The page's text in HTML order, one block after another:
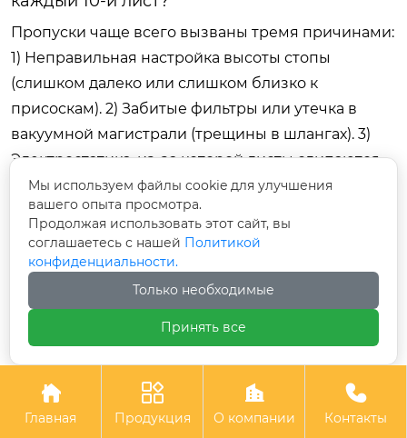
Пропуски чаще всего вызваны тремя причинами:
1) Неправильная настройка высоты стопы
(слишком далеко или слишком близко к
присоскам). 2) Забитые фильтры или утечка в
вакуумной магистрали (трещины в шлангах). 3)
Электростатика, из-за которой листы слипаются.
Проверьте сначала фильтры и целостность
шлангов, затем отрегулируйте высоту стола. Если
проблема сохраняется, установите
ионизирующую штангу для снятия статики.
Требуется ли специальное обучение для
оператора?
Базовое обучение занимает 2–4 часа. Оператор
загружать бумагу, выбирать программу (рецепт)
и выполнять ежедневное обслуживание (очистка,

Главная

Продукция

О компании

Контакты
Мы используем файлы cookie для улучшения
вашего опыта просмотра.
Продолжая использовать этот сайт, вы
соглашаетесь с нашей Политикой
конфиденциальности.
Только необходимые
Принять все